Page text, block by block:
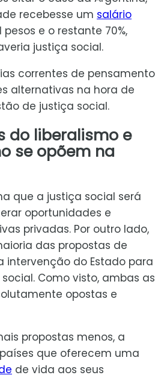
recebesse um salário
e o restante 70%,
justiça social.
correntes de pensamento
alternativas na hora de
de justiça social.
do liberalismo e
se opõem na
que a justiça social será
oportunidades e
privadas. Por outro lado,
das propostas de
intervenção do Estado para
Como visto, ambas as
opostas e
propostas menos, a
que oferecem uma
de vida aos seus